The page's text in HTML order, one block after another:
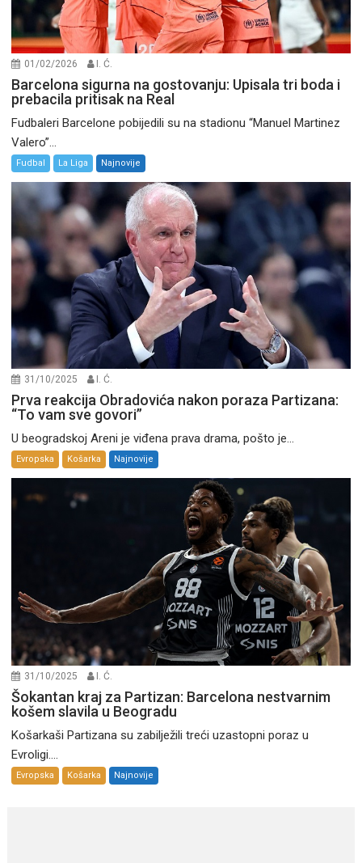
01/02/2026 I. Ć.
Barcelona sigurna na gostovanju: Upisala tri boda i
prebacila pritisak na Real
Fudbaleri Barcelone pobijedili su na stadionu “Manuel Martinez
Valero”...
Fudbal La Liga Najnovije
31/10/2025 I. Ć.
Prva reakcija Obradovića nakon poraza Partizana:
“To vam sve govori”
U beogradskoj Areni je viđena prava drama, pošto je...
Evropska Košarka Najnovije
31/10/2025 I. Ć.
Šokantan kraj za Partizan: Barcelona nestvarnim
košem slavila u Beogradu
Košarkaši Partizana su zabilježili treći uzastopni poraz u
Evroligi....
Evropska Košarka Najnovije